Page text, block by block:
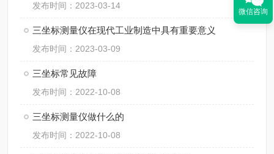
发布时间：2023-03-14
三坐标测量仪在现代工业制造中具有重要意义
发布时间：2023-03-09
三坐标常见故障
发布时间：2022-10-08
三坐标测量仪做什么的
发布时间：2022-10-08
微信咨询